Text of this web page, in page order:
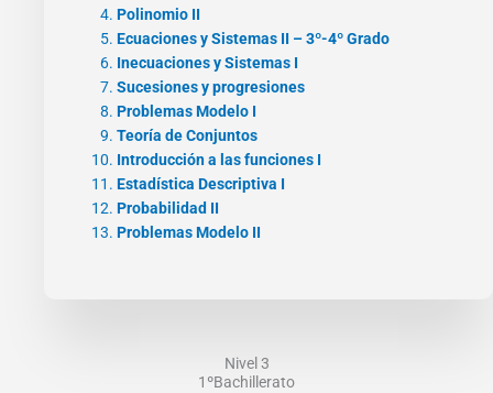
Polinomio II
Ecuaciones y Sistemas II – 3º-4º Grado
Inecuaciones y Sistemas I
Sucesiones y progresiones
Problemas Modelo I
Teoría de Conjuntos
Introducción a las funciones I
Estadística Descriptiva I
Probabilidad II
Problemas Modelo II
Nivel 3
1ºBachillerato